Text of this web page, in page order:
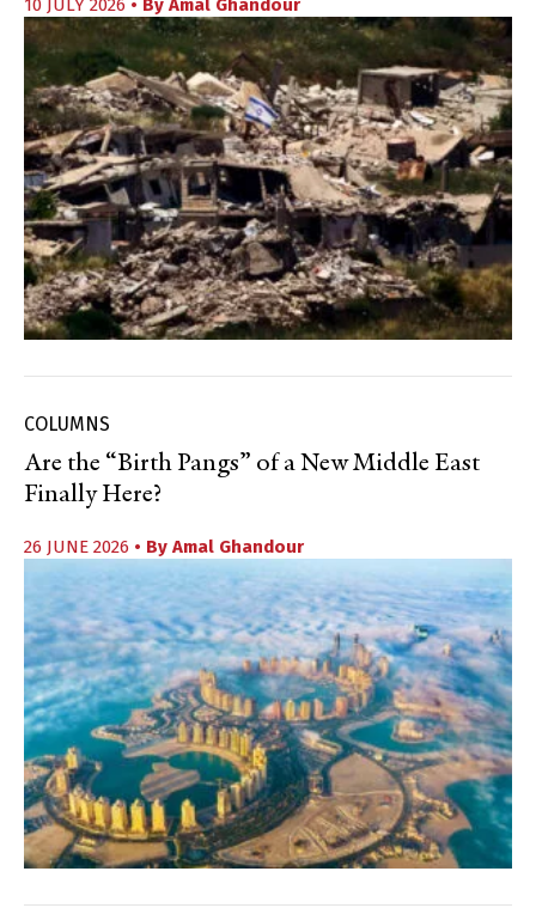
10 JULY 2026 • By Amal Ghandour
COLUMNS
Are the “Birth Pangs” of a New Middle East
Finally Here?
26 JUNE 2026 • By Amal Ghandour